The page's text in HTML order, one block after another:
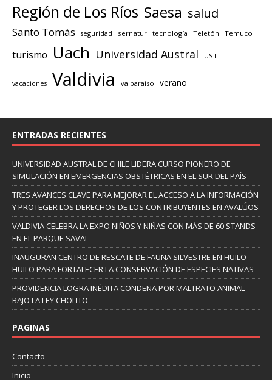
Región de Los Ríos Saesa salud
Santo Tomás seguridad sernatur tecnología Teletón Temuco
turismo Uach Universidad Austral UST
vacaciones Valdivia valparaiso verano
ENTRADAS RECIENTES
UNIVERSIDAD AUSTRAL DE CHILE LIDERA CURSO PIONERO DE
SIMULACIÓN EN EMERGENCIAS OBSTÉTRICAS EN EL SUR DEL PAÍS
TRES AVANCES CLAVE PARA MEJORAR EL ACCESO A LA INFORMACIÓN
Y PROTEGER LOS DERECHOS DE LOS CONTRIBUYENTES EN AVALÚOS
VALDIVIA CELEBRA LA EXPO NIÑOS Y NIÑAS CON MÁS DE 60 STANDS
EN EL PARQUE SAVAL
INAUGURAN CENTRO DE RESCATE DE FAUNA SILVESTRE EN HUILO
HUILO PARA FORTALECER LA CONSERVACIÓN DE ESPECIES NATIVAS
PROVIDENCIA LOGRA INÉDITA CONDENA POR MALTRATO ANIMAL
BAJO LA LEY CHOLITO
PAGINAS
Contacto
Inicio